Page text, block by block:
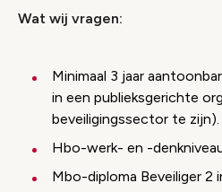
Wat wij vragen:
Minimaal 3 jaar
in een publieksgerichte
beveiligingssector te zijn).
Hbo-werk- en -
Mbo-diploma Beveiliger 2